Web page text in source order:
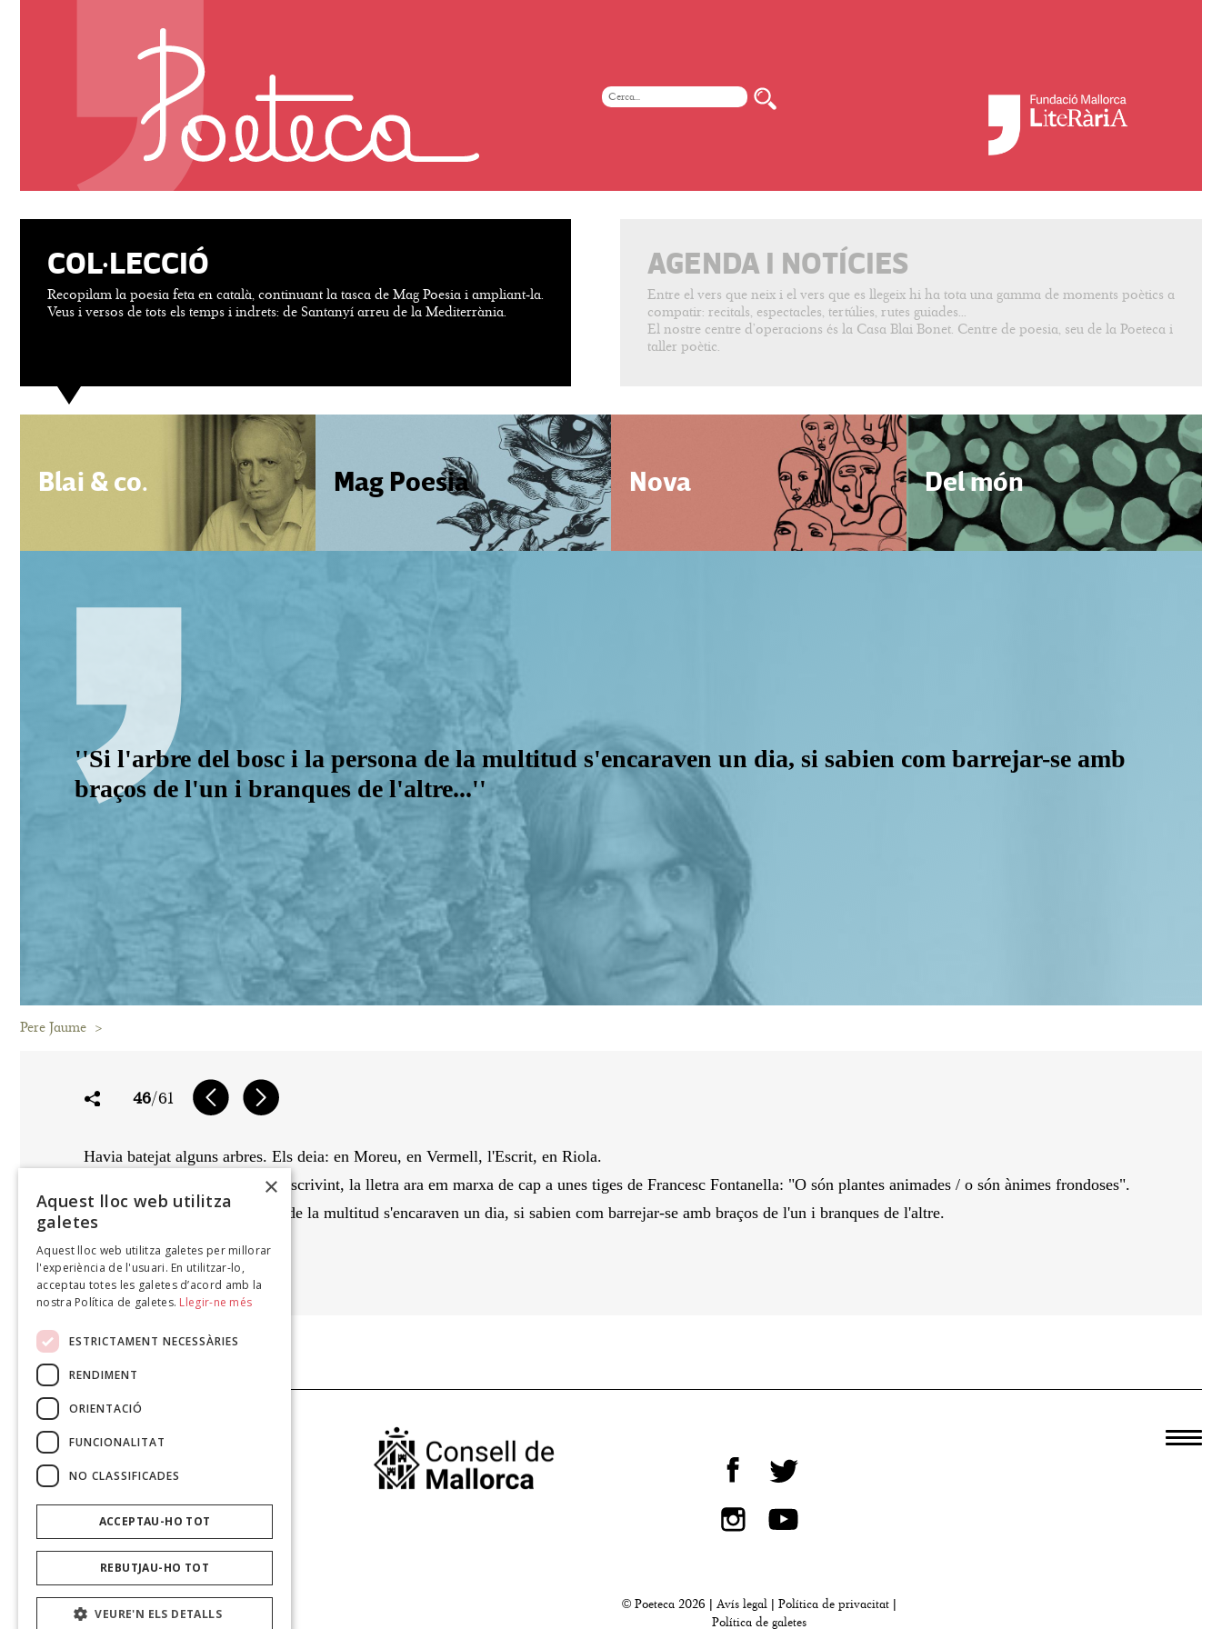
COL·LECCIÓ
Recopilam la poesia feta en català, continuant la tasca de Mag Poesia i ampliant-la.
Veus i versos de tots els temps i indrets: de Santanyí arreu de la Mediterrània.
AGENDA I NOTÍCIES
Entre el vers que neix i el vers que es llegeix hi ha tota una gamma de moments poètics a
compatir: recitals, espectacles, tertúlies, rutes guiades...
El nostre centre d’operacions és la Casa Blai Bonet. Centre de poesia, seu de la Poeteca i
taller poètic.
Blai & co. Mag Poesia Nova Del món
''Si l'arbre del bosc i la persona de la multitud s'encaraven un dia, si sabien com barrejar-se amb
braços de l'un i branques de l'altre...''
Pere Jaume >
46/61
Havia batejat alguns arbres. Els deia: en Moreu, en Vermell, l'Escrit, en Riola.
En la forestalitat de continuar escrivint, la lletra ara em marxa de cap a unes tiges de Francesc Fontanella: "O són plantes animades / o són ànimes frondoses".
Si l'arbre del bosc i la persona de la multitud s'encaraven un dia, si sabien com barrejar-se amb braços de l'un i branques de l'altre.
PERE JAUME
Pagèsiques, 2011
© Poeteca 2026 | Avís legal| Política de privacitat|
Política de galetes
×
Aquest lloc web utilitza
galetes
Aquest lloc web utilitza galetes per millorar
l'experiència de l'usuari. En utilitzar-lo,
acceptau totes les galetes d’acord amb la
nostra Política de galetes. Llegir-ne més
ESTRICTAMENT NECESSÀRIES
RENDIMENT
ORIENTACIÓ
FUNCIONALITAT
NO CLASSIFICADES
ACCEPTAU-HO TOT
REBUTJAU-HO TOT
VEURE'N ELS DETALLS